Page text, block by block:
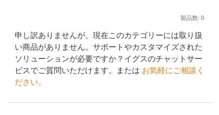
製品数: 0
申し訳ありませんが、現在このカテゴリーには取り扱
い商品がありません。サポートやカスタマイズされた
ソリューションが必要ですか？イグスのチャットサー
ビスでご質問いただけます。または お気軽にご相談く
ださい。